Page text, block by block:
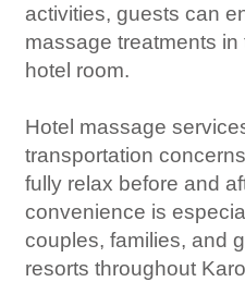
activities, guests can
massage treatments
hotel room.
Hotel massage
transportation
fully relax before and
convenience is
couples, families, and
resorts throughout